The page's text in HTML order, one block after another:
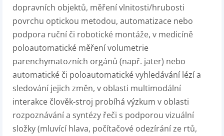
dopravních objektů, měření vlnitosti/hrubosti
povrchu optickou metodou, automatizace nebo
podpora ruční či robotické montáže, v medicíně
poloautomatické měření volumetrie
parenchymatozních orgánů (např. jater) nebo
automatické či poloautomatické vyhledávání lézí a
sledování jejich změn, v oblasti multimodální
interakce člověk-stroj probíhá výzkum v oblasti
rozpoznávání a syntézy řeči s podporou vizuální
složky (mluvící hlava, počítačové odezírání ze rtů,